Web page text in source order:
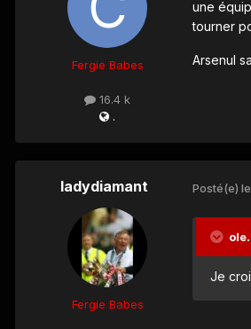
Fergie Babes
16.4 k
.
une
tourner
Arsenul
ladydiamant
Fergie Babes
Posté(e)
Je